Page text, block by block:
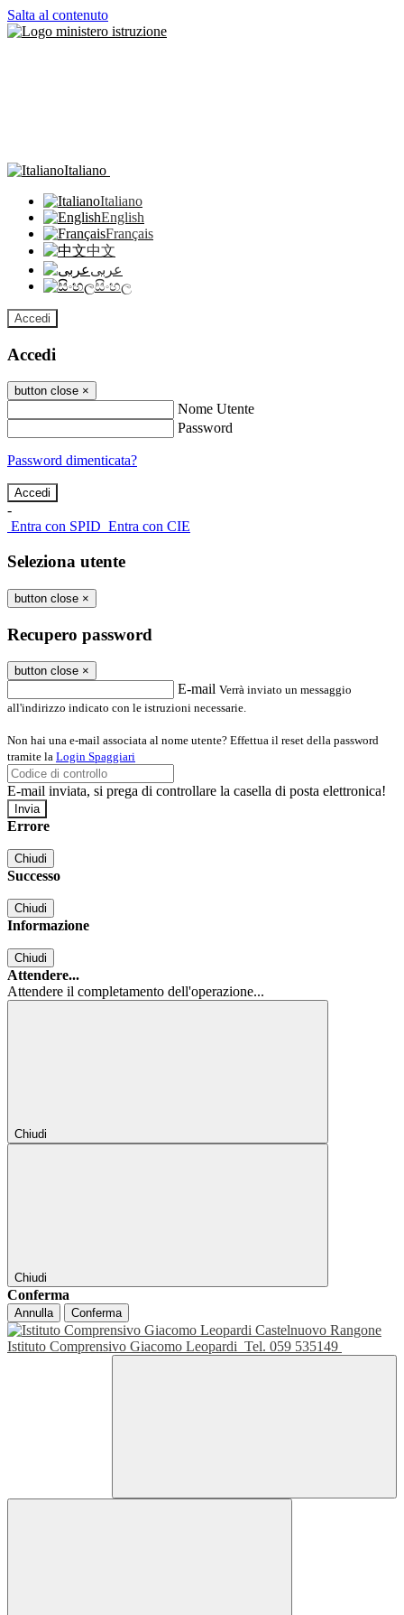
Salta al contenuto
Italiano
Italiano
English
Français
中文
عربى
සිංහල
Accedi
Accedi
button close ×
Nome Utente
Password
Password dimenticata?
-
Entra con SPID Entra con CIE
Seleziona utente
button close ×
Recupero password
button close ×
E-mail Verrà inviato un messaggio
all'indirizzo indicato con le istruzioni necessarie.
Non hai una e-mail associata al nome utente? Effettua il reset della password
tramite la Login Spaggiari
E-mail inviata, si prega di controllare la casella di posta elettronica!
Errore
Chiudi
Successo
Chiudi
Informazione
Chiudi
Attendere...
Attendere il completamento dell'operazione...
Chiudi
Chiudi
Conferma
Annulla Conferma
Istituto Comprensivo Giacomo Leopardi Tel. 059 535149